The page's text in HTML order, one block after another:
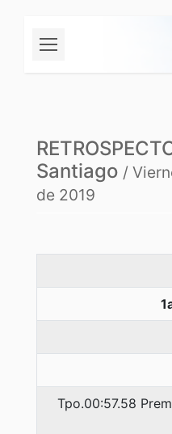
Santiago /
de 2019
Tpo.00:57.58